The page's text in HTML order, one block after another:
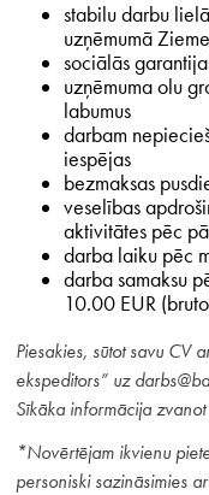
stabilu darbu
uzņēmumā
sociālās
uzņēmuma olu
labumus
darbam
iespējas
bezmaksas
veselības
aktivitātes pēc
darba laiku pēc
darba samaksu
10.00 EUR
Piesakies, sūtot savu CV
ekspeditors” uz
Sīkāka informācija
*Novērtējam ikvienu
personiski sazināsimies